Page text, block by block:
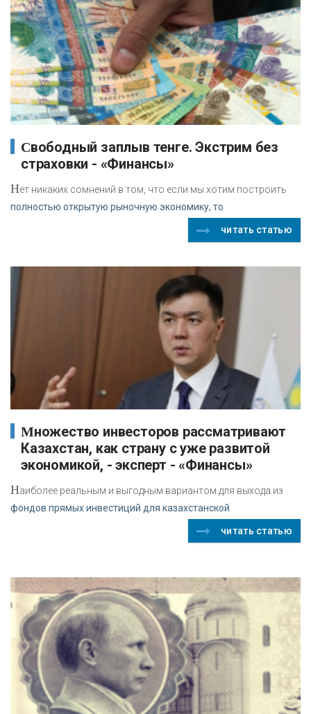
Свободный заплыв тенге. Экстрим без
страховки - «Финансы»
Нет никаких сомнений в том, что если мы хотим построить
полностью открытую рыночную экономику, то
читать статью
Множество инвесторов рассматривают
Казахстан, как страну с уже развитой
экономикой, - эксперт - «Финансы»
Наиболее реальным и выгодным вариантом для выхода из
фондов прямых инвестиций для казахстанской
читать статью